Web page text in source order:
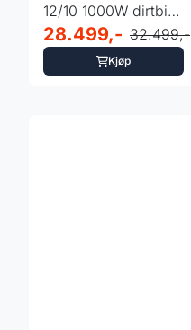
12/10 1000W dirtbike
60V barn
28.499,- 32.499,-
Kjøp